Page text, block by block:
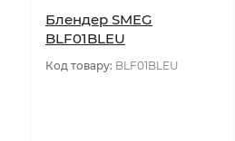
Блендер SMEG
BLF01BLEU
Код товару: BLF01BLEU